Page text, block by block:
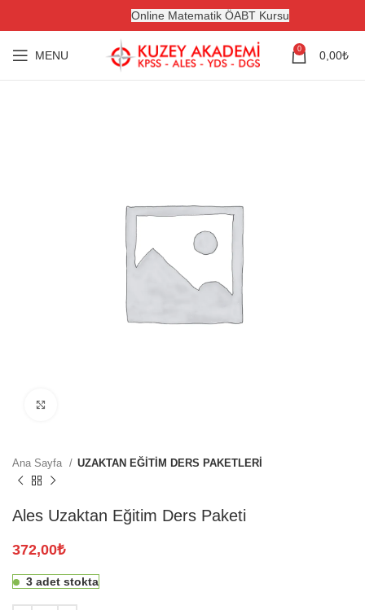
Online Matematik ÖABT Kursu
MENU 0 0,00₺
Ana Sayfa UZAKTAN EĞİTİM DERS PAKETLERİ
Ales Uzaktan Eğitim Ders Paketi
372,00₺
3 adet stokta